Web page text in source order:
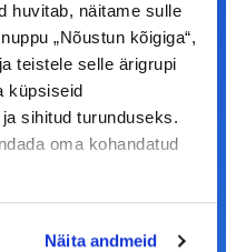
huvitab, näitame sulle
„Nõustun kõigiga“,
teistele selle ärigrupi
küpsiseid
sihitud turunduseks.
oma kohandatud
Näita andmeid
L
i
n
k
e
d
Y
o
u
t
u
b
e